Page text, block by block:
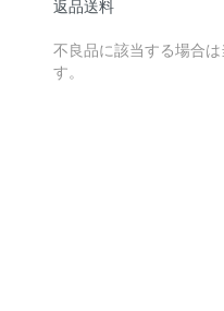
返品送料
不良品に該当する場合
す。